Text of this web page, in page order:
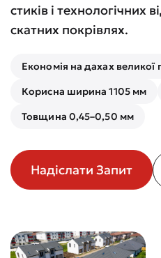
стиків і технологічних
скатних покрівлях.
Економія на дахах великої
Корисна ширина 1105 мм
Товщина 0,45–0,50 мм
Надіслати Запит